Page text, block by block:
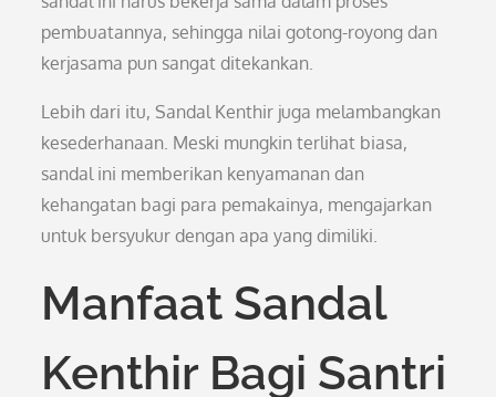
pembuatannya, sehingga nilai gotong-royong dan
kerjasama pun sangat ditekankan.
Lebih dari itu, Sandal Kenthir juga melambangkan
kesederhanaan. Meski mungkin terlihat biasa,
sandal ini memberikan kenyamanan dan
kehangatan bagi para pemakainya, mengajarkan
untuk bersyukur dengan apa yang dimiliki.
Manfaat Sandal
Kenthir Bagi Santri